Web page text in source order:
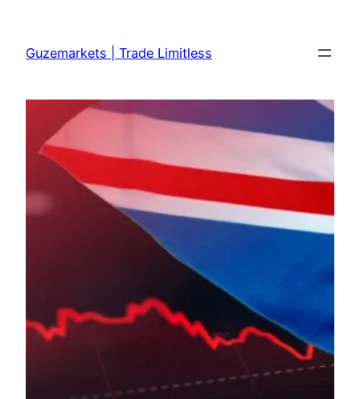
content
Guzemarkets | Trade Limitless